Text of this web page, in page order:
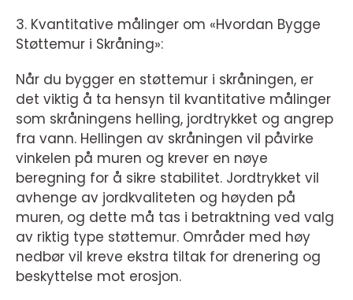
3. Kvantitative målinger om «Hvordan Bygge
Støttemur i Skråning»:
Når du bygger en støttemur i skråningen, er
det viktig å ta hensyn til kvantitative målinger
som skråningens helling, jordtrykket og angrep
fra vann. Hellingen av skråningen vil påvirke
vinkelen på muren og krever en nøye
beregning for å sikre stabilitet. Jordtrykket vil
avhenge av jordkvaliteten og høyden på
muren, og dette må tas i betraktning ved valg
av riktig type støttemur. Områder med høy
nedbør vil kreve ekstra tiltak for drenering og
beskyttelse mot erosjon.